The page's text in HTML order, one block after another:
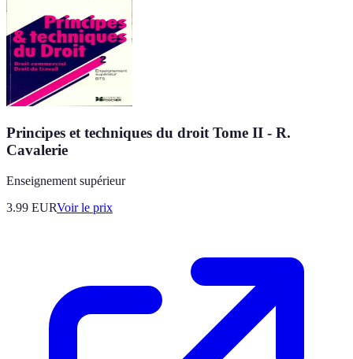
Principes et techniques du droit Tome II - R.
Cavalerie
Enseignement supérieur
3.99 EURVoir le prix